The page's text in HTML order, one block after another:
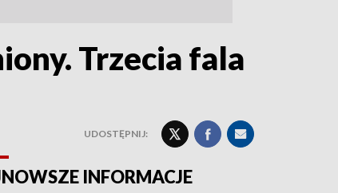
Trzecia fala
UDOSTĘPNIJ:
INFORMACJE